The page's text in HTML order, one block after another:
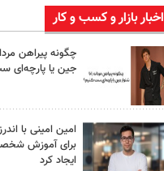
اخبار بازار و کسب و کار
چگونه پیراهن
جین یا پارچه‌ای
امین امینی با
برای آموزش
ایجاد کرد